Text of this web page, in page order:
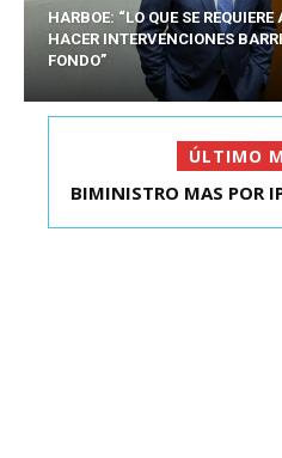
HARBOE: “LO QUE SE REQUIERE
HACER INTERVENCIONES
FONDO”
ÚLTIMO
KAST SE REUNIÓ CON
BIMINISTRO MAS POR